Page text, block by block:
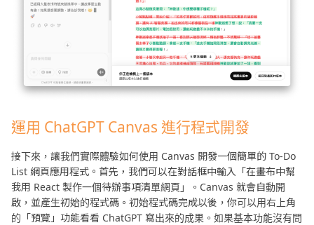
運用 ChatGPT Canvas 進行程式開發
接下來，讓我們實際體驗如何使用 Canvas 開發一個簡單的 To-Do
List 網頁應用程式。首先，我們可以在對話框中輸入「在畫布中幫
我用 React 製作一個待辦事項清單網頁」。Canvas 就會自動開
啟，並產生初始的程式碼。初始程式碼完成以後，你可以用右上角
的「預覽」功能看看 ChatGPT 寫出來的成果。如果基本功能沒有問